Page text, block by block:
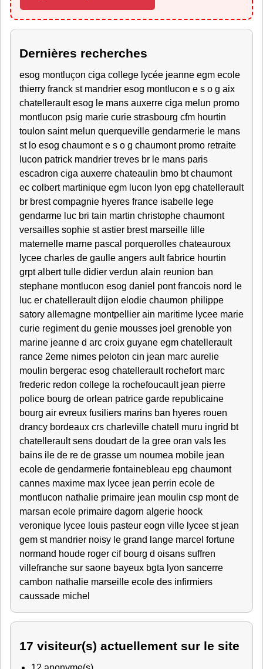
Dernières recherches
esog montluçon ciga college lycée jeanne egm ecole
thierry franck st mandrier esog montlucon e s o g aix
chatellerault esog le mans auxerre ciga melun promo
montlucon psig marie curie strasbourg cfm hourtin
toulon saint melun querqueville gendarmerie le mans
st lo esog chaumont e s o g chaumont promo retraite
lucon patrick mandrier treves br le mans paris
escadron ciga auxerre chateaulin bmo bt chaumont
ec colbert martinique egm lucon lyon epg chatellerault
br brest compagnie hyeres france isabelle lege
gendarme luc bri tain martin christophe chaumont
versailles sophie st astier brest marseille lille
maternelle marne pascal porquerolles chateauroux
lycee charles de gaulle angers ault fabrice hourtin
grpt albert tulle didier verdun alain reunion ban
stephane montlucon esog daniel pont francois nord le
luc er chatellerault dijon elodie chaumon philippe
satory allemagne montpellier ain maritime lycee marie
curie regiment du genie mousses joel grenoble yon
marine jeanne d arc croix guyane egm chatellerault
rance 2eme nimes peloton cin jean marc aurelie
moulin bergerac esog chatellerault rochefort marc
frederic redon college la rochefoucault jean pierre
police bourg de orlean patrice garde republicaine
bourg air evreux fusiliers marins ban hyeres rouen
drancy bordeaux crs charleville chatell muru ingrid bt
chatellerault sens doudart de la gree oran vals les
bains ile de re de grasse um noumea mobile jean
ecole de gendarmerie fontainebleau epg chaumont
cannes maxime max lycee jean perrin ecole de
montlucon nathalie primaire jean moulin csp mont de
marsan ecole primaire dagorn algerie hoock
veronique lycee louis pasteur eogn ville lycee st jean
gem st mandrier noisy le grand lange marcel fortune
normand houde roger cif bourg d oisans suffren
villefranche sur saone bayeux bgta lyon sancerre
cambon nathalie marseille ecole des infirmiers
caussade michel
17 visiteur(s) actuellement sur le site